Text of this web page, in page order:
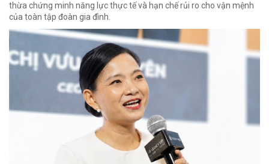
thừa chứng minh năng lực thực tế và hạn chế rủi ro cho vận mệnh
của toàn tập đoàn gia đình.